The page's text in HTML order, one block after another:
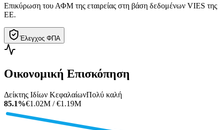
Επικύρωση του ΑΦΜ της εταιρείας στη βάση δεδομένων VIES της
ΕΕ.
Έλεγχος ΦΠΑ
Οικονομική Επισκόπηση
Δείκτης Ιδίων ΚεφαλαίωνΠολύ καλή
85.1%€1.02M / €1.19M